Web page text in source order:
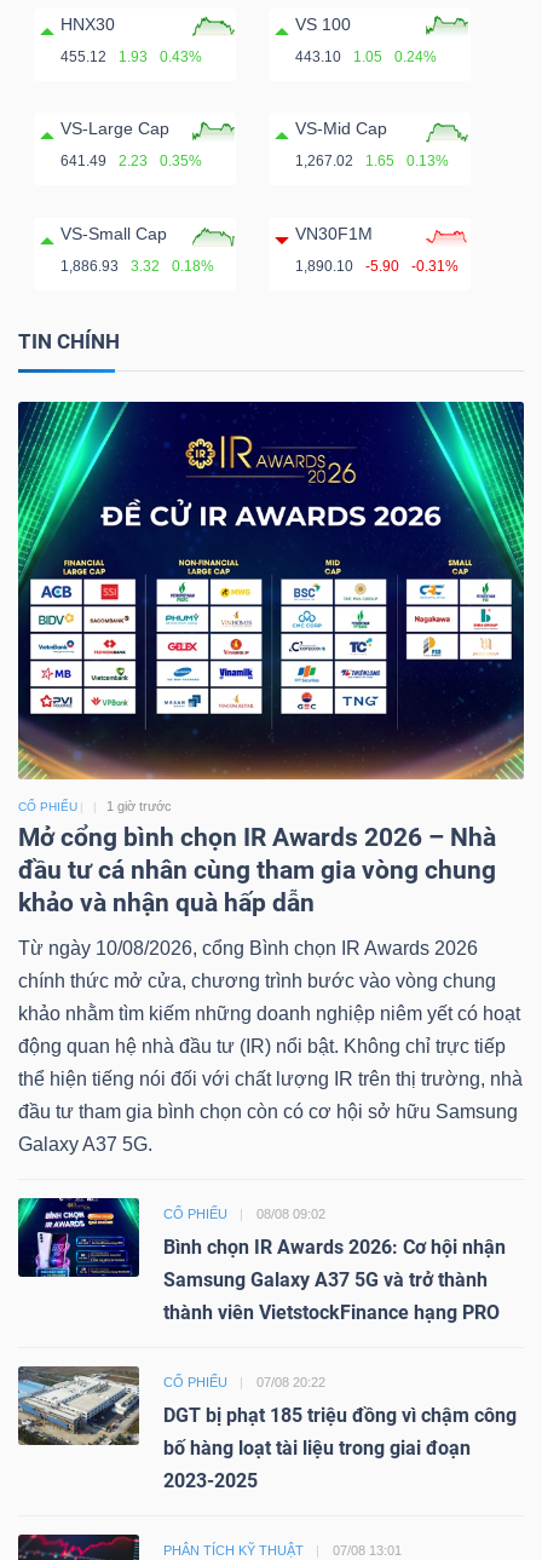
HNX30
455.12 1.93 0.43%
VS 100
443.10 1.05 0.24%
VS-Large Cap
641.49 2.23 0.35%
VS-Mid Cap
1,267.02 1.65 0.13%
VS-Small Cap
1,886.93 3.32 0.18%
VN30F1M
1,890.10 -5.90 -0.31%
TIN CHÍNH
CỔ PHIẾU 1 giờ trước
Mở cổng bình chọn IR Awards 2026 – Nhà
đầu tư cá nhân cùng tham gia vòng chung
khảo và nhận quà hấp dẫn
Từ ngày 10/08/2026, cổng Bình chọn IR Awards 2026
chính thức mở cửa, chương trình bước vào vòng chung
khảo nhằm tìm kiếm những doanh nghiệp niêm yết có hoạt
động quan hệ nhà đầu tư (IR) nổi bật. Không chỉ trực tiếp
thể hiện tiếng nói đối với chất lượng IR trên thị trường, nhà
đầu tư tham gia bình chọn còn có cơ hội sở hữu Samsung
Galaxy A37 5G.
CỔ PHIẾU 08/08 09:02
Bình chọn IR Awards 2026: Cơ hội nhận
Samsung Galaxy A37 5G và trở thành
thành viên VietstockFinance hạng PRO
CỔ PHIẾU 07/08 20:22
DGT bị phạt 185 triệu đồng vì chậm công
bố hàng loạt tài liệu trong giai đoạn
2023-2025
PHÂN TÍCH KỸ THUẬT 07/08 13:01